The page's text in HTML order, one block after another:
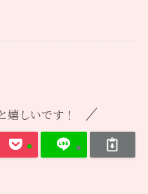
嬉しいです！